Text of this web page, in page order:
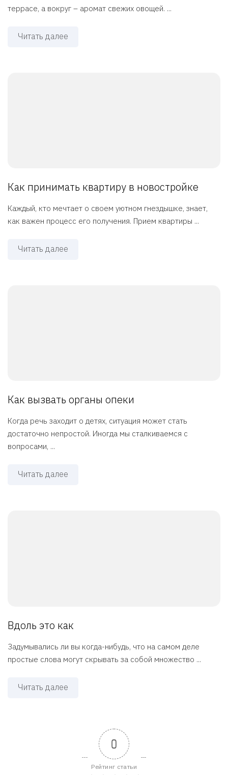
террасе, а вокруг – аромат свежих овощей. ...
Читать далее
Как принимать квартиру в новостройке
Каждый, кто мечтает о своем уютном гнездышке, знает,
как важен процесс его получения. Прием квартиры ...
Читать далее
Как вызвать органы опеки
Когда речь заходит о детях, ситуация может стать
достаточно непростой. Иногда мы сталкиваемся с
вопросами, ...
Читать далее
Вдоль это как
Задумывались ли вы когда-нибудь, что на самом деле
простые слова могут скрывать за собой множество ...
Читать далее
0
Рейтинг статьи